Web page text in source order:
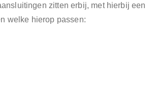
zitten erbij, met hierbij een
welke hierop passen: